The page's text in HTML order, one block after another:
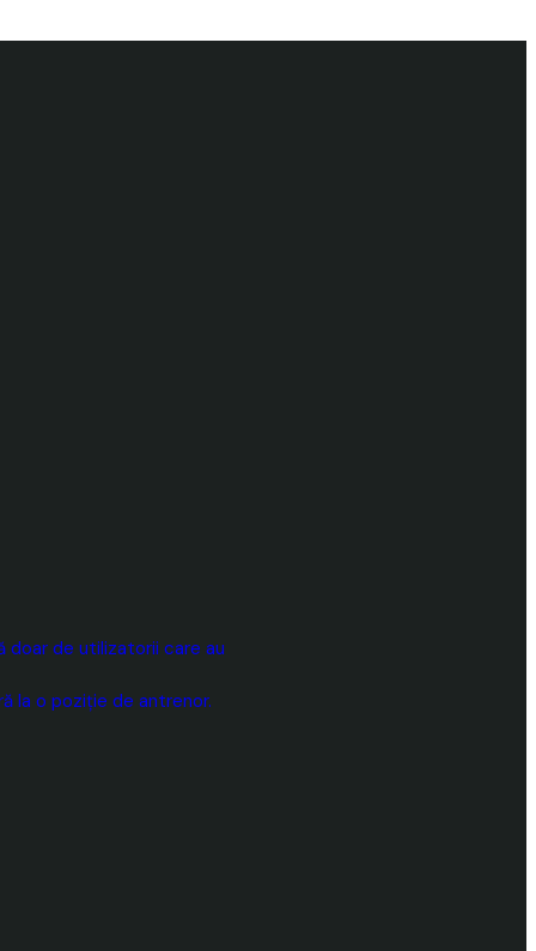
doar de utilizatorii care au
la o poziție de antrenor.